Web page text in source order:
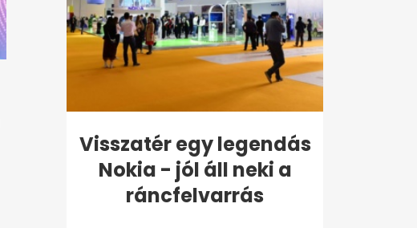
Visszatér egy legendás
Nokia - jól áll neki a
ráncfelvarrás